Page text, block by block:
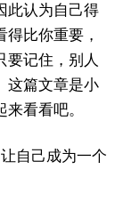
此认为自己得
比你重要，
要记住，别人
这篇文章是小
看看吧。
自己成为一个